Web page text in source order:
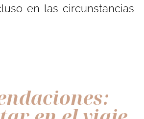
en las circunstancias